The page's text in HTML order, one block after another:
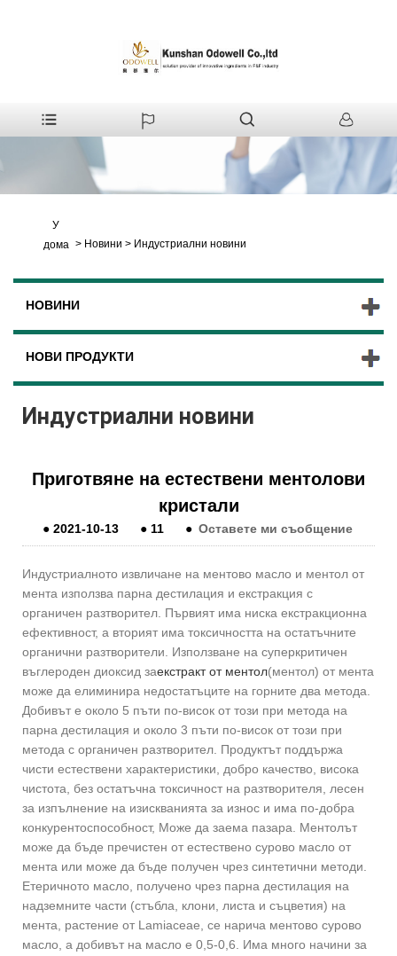
У
дома > Новини > Индустриални новини
НОВИНИ
НОВИ ПРОДУКТИ
Индустриални новини
Приготвяне на естествени ментолови
кристали
● 2021-10-13 ● 11 ● Оставете ми съобщение
Индустриалното извличане на ментово масло и ментол от
мента използва парна дестилация и екстракция с
органичен разтворител. Първият има ниска екстракционна
ефективност, а вторият има токсичността на остатъчните
органични разтворители. Използване на суперкритичен
въглероден диоксид заекстракт от ментол(ментол) от мента
може да елиминира недостатъците на горните два метода.
Добивът е около 5 пъти по-висок от този при метода на
парна дестилация и около 3 пъти по-висок от този при
метода с органичен разтворител. Продуктът поддържа
чисти естествени характеристики, добро качество, висока
чистота, без остатъчна токсичност на разтворителя, лесен
за изпълнение на изискванията за износ и има по-добра
конкурентоспособност, Може да заема пазара. Ментолът
може да бъде пречистен от естествено сурово масло от
мента или може да бъде получен чрез синтетични методи.
Етеричното масло, получено чрез парна дестилация на
надземните части (стъбла, клони, листа и съцветия) на
мента, растение от Lamiaceae, се нарича ментово сурово
масло, а добивът на масло е 0,5-0,6. Има много начини за